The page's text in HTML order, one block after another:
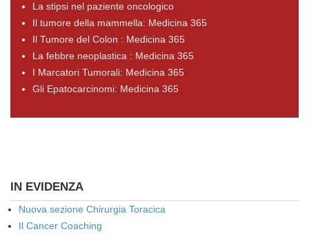
La stipsi nel paziente oncologico
Il tumore della mammella: Medicina 365
Il Tumore del Colon : Medicina 365
La febbre neoplastica : Medicina 365
I Marcatori Tumorali: Medicina 365
Gli Epatocarcinomi: Medicina 365
IN EVIDENZA
Nuova sezione Chirurgia Toracica
Il Cancer Coaching